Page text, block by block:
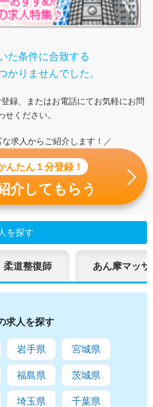
た条件に合致する
かりませんでした。
録、またはお電話にてお気軽にお問
せください。
求人からご紹介します！／
んたん１分登録！
介してもらう
を探す
柔道整復師 あん摩マッ
求人を探す
岩手県 宮城県
福島県 茨城県
埼玉県 千葉県